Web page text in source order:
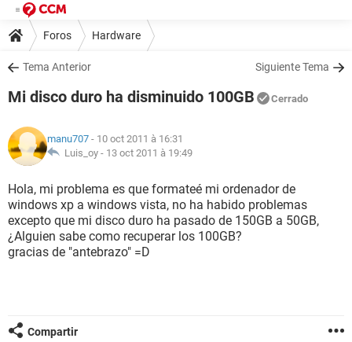
Foros Hardware
Tema Anterior Siguiente Tema
Mi disco duro ha disminuido 100GB Cerrado
manu707 - 10 oct 2011 à 16:31
Luis_oy - 13 oct 2011 à 19:49
Hola, mi problema es que formateé mi ordenador de
windows xp a windows vista, no ha habido problemas
excepto que mi disco duro ha pasado de 150GB a 50GB,
¿Alguien sabe como recuperar los 100GB?
gracias de "antebrazo" =D
Compartir